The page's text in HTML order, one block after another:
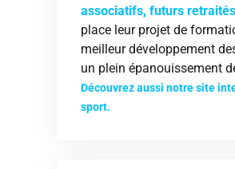
associatifs, futurs
place leur projet de
meilleur développement
un plein épanouissement
Découvrez aussi notre site
sport.